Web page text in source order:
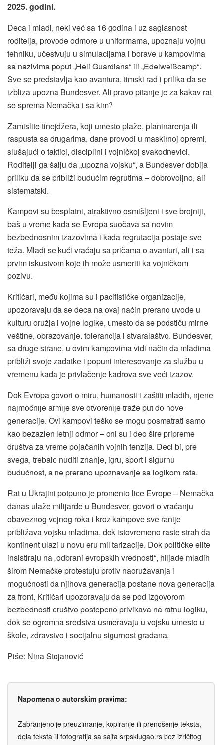
2025. godini.
Deca i mladi, neki već sa 16 godina i uz saglasnost
roditelja, provode odmore u uniformama, upoznaju vojnu
tehniku, učestvuju u simulacijama i borave u kampovima
sa nazivima poput „Heli Guardians“ ili „Edelweißcamp“.
Sve se predstavlja kao avantura, timski rad i prilika da se
izbliza upozna Bundesver. Ali pravo pitanje je za kakav rat
se sprema Nemačka i sa kim?
Zamislite tinejdžera, koji umesto plaže, planinarenja ili
raspusta sa drugarima, dane provodi u maskirnoj opremi,
slušajući o taktici, disciplini i vojničkoj svakodnevici.
Roditelji ga šalju da „upozna vojsku“, a Bundesver dobija
priliku da se približi budućim regrutima – dobrovoljno, ali
sistematski.
Kampovi su besplatni, atraktivno osmišljeni i sve brojniji,
baš u vreme kada se Evropa suočava sa novim
bezbednosnim izazovima i kada regrutacija postaje sve
teža. Mladi se kući vraćaju sa pričama o avanturi, ali i sa
prvim iskustvom koje ih može usmeriti ka vojničkom
pozivu.
Kritičari, među kojima su i pacifističke organizacije,
upozoravaju da se deca na ovaj način prerano uvode u
kulturu oružja i vojne logike, umesto da se podstiču mirne
veštine, obrazovanje, tolerancija i stvaralaštvo. Bundesver,
sa druge strane, u ovim kampovima vidi način da mladima
približi svoje zadatke i popuni interesovanje za službu u
vremenu kada je privlačenje kadrova sve veći izazov.
Dok Evropa govori o miru, humanosti i zaštiti mladih, njene
najmoćnije armije sve otvorenije traže put do nove
generacije. Ovi kampovi teško se mogu posmatrati samo
kao bezazlen letnji odmor – oni su i deo šire pripreme
društva za vreme pojačanih vojnih tenzija. Deci bi, pre
svega, trebalo nuditi znanje, igru, sport i sigurnu
budućnost, a ne prerano upoznavanje sa logikom rata.
Rat u Ukrajini potpuno je promenio lice Evrope – Nemačka
danas ulaže milijarde u Bundesver, govori o vraćanju
obaveznog vojnog roka i kroz kampove sve ranije
približava vojsku mladima, dok istovremeno raste strah da
kontinent ulazi u novu eru militarizacije. Dok političke elite
insistiraju na „odbrani evropskih vrednosti“, hiljade mladih
širom Nemačke protestuju protiv naoružavanja i
mogućnosti da njihova generacija postane nova generacija
za front. Kritičari upozoravaju da se pod izgovorom
bezbednosti društvo postepeno privikava na ratnu logiku,
dok se ogromna sredstva usmeravaju u vojsku umesto u
škole, zdravstvo i socijalnu sigurnost građana.
Piše: Nina Stojanović
Napomena o autorskim pravima:
Zabranjeno je preuzimanje, kopiranje ili prenošenje teksta,
dela teksta ili fotografija sa sajta srpskiugao.rs bez izričitog